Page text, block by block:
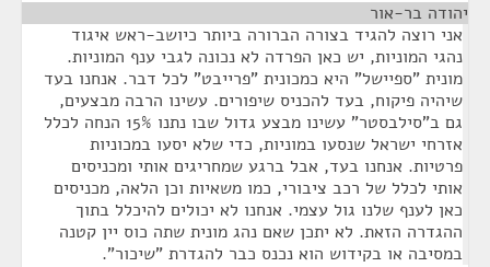
יהודה בר-אור
אני רוצה להגיד בצורה הברורה ביותר כיושב-ראש איגוד
נהגי המוניות, יש כאן הפרדה לא נכונה לגבי ענף המוניות.
מונית "ספיישל" היא כמכונית "פרייבט" לכל דבר. אנחנו בעד
שיהיה פיקוח, בעד להכניס שיפורים. עשינו הרבה מבצעים,
גם ב"סילבסטר" עשינו מבצע גדול שבו נתנו 15% הנחה לכלל
אזרחי ישראל שנסעו במוניות, כדי שלא יסעו במכוניות
פרטיות. אנחנו בעד, אבל ברגע שמחריגים אותי ומכניסים
אותי לכלל של רכב ציבורי, כמו משאיות וכן הלאה, מכניסים
כאן לענף שלנו גול עצמי. אנחנו לא יכולים להיכלל בתוך
ההגדרה הזאת. לא יתכן שאם נהג מונית שתה כוס יין קטנה
במסיבה או בקידוש הוא נכנס כבר להגדרת "שיכור".